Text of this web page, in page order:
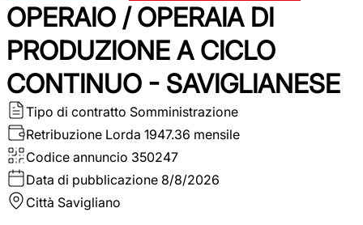
OPERAIO / OPERAIA DI
PRODUZIONE A CICLO
CONTINUO - SAVIGLIANESE
Tipo di contratto Somministrazione
Retribuzione Lorda 1947.36 mensile
Codice annuncio 350247
Data di pubblicazione 8/8/2026
Città Savigliano